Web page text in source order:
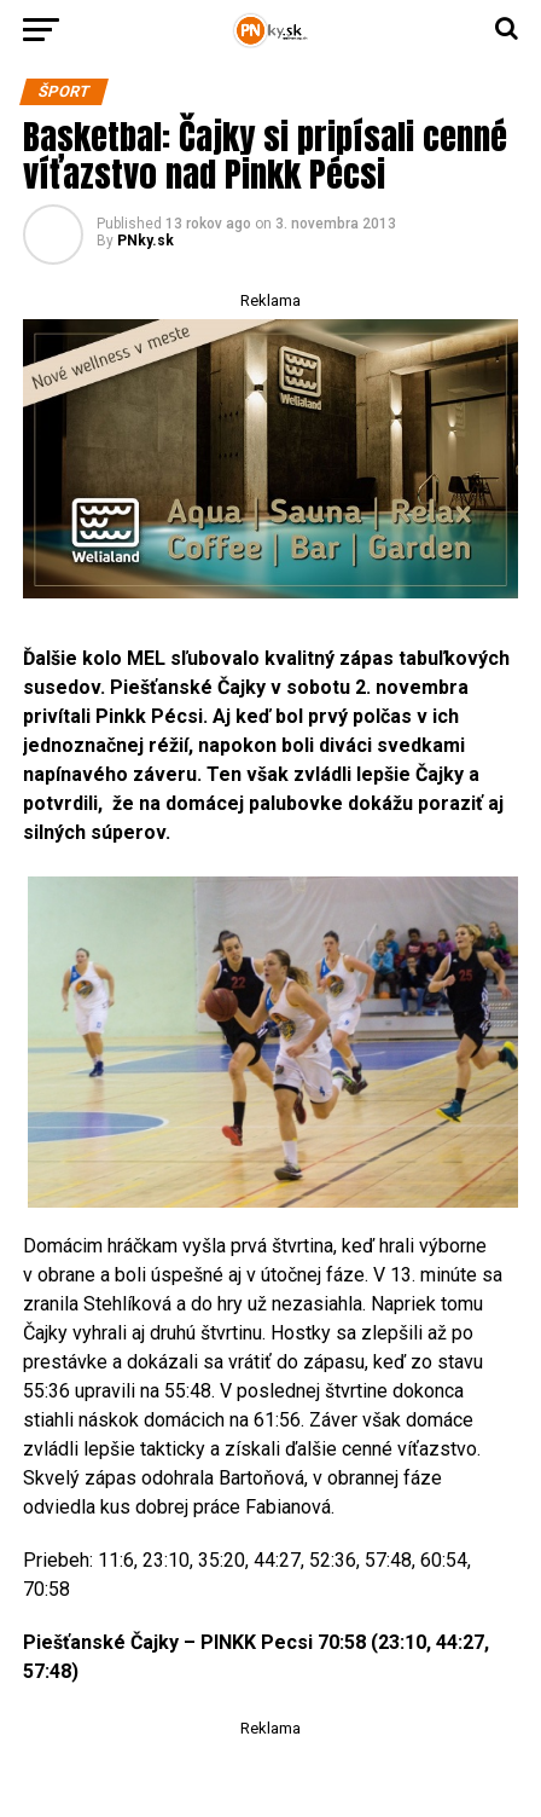
ŠPORT
Basketbal: Čajky si pripísali cenné
víťazstvo nad Pinkk Pécsi
Published 13 rokov ago on 3. novembra 2013
By PNky.sk
Reklama
Ďalšie kolo MEL sľubovalo kvalitný zápas tabuľkových
susedov. Piešťanské Čajky v sobotu 2. novembra
privítali Pinkk Pécsi. Aj keď bol prvý polčas v ich
jednoznačnej réžií, napokon boli diváci svedkami
napínavého záveru. Ten však zvládli lepšie Čajky a
potvrdili, že na domácej palubovke dokážu poraziť aj
silných súperov.
Domácim hráčkam vyšla prvá štvrtina, keď hrali výborne
v obrane a boli úspešné aj v útočnej fáze. V 13. minúte sa
zranila Stehlíková a do hry už nezasiahla. Napriek tomu
Čajky vyhrali aj druhú štvrtinu. Hostky sa zlepšili až po
prestávke a dokázali sa vrátiť do zápasu, keď zo stavu
55:36 upravili na 55:48. V poslednej štvrtine dokonca
stiahli náskok domácich na 61:56. Záver však domáce
zvládli lepšie takticky a získali ďalšie cenné víťazstvo.
Skvelý zápas odohrala Bartoňová, v obrannej fáze
odviedla kus dobrej práce Fabianová.
Priebeh: 11:6, 23:10, 35:20, 44:27, 52:36, 57:48, 60:54,
70:58
Piešťanské Čajky – PINKK Pecsi 70:58 (23:10, 44:27,
57:48)
Reklama